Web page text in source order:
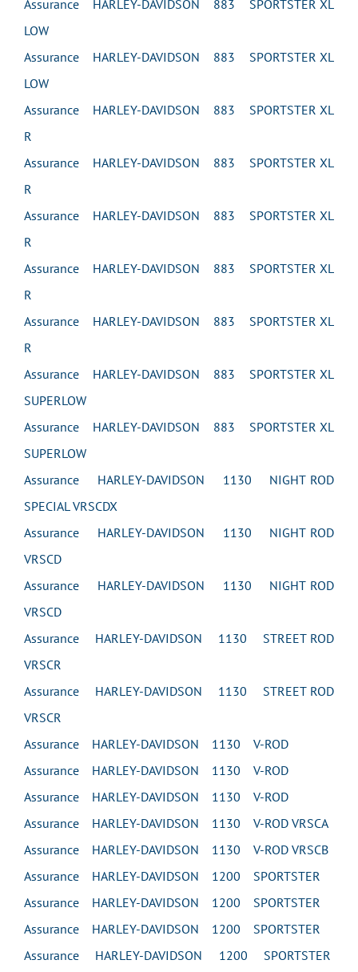
Assurance HARLEY-DAVIDSON 883 SPORTSTER XL
LOW
Assurance HARLEY-DAVIDSON 883 SPORTSTER XL
LOW
Assurance HARLEY-DAVIDSON 883 SPORTSTER XL
R
Assurance HARLEY-DAVIDSON 883 SPORTSTER XL
R
Assurance HARLEY-DAVIDSON 883 SPORTSTER XL
R
Assurance HARLEY-DAVIDSON 883 SPORTSTER XL
R
Assurance HARLEY-DAVIDSON 883 SPORTSTER XL
R
Assurance HARLEY-DAVIDSON 883 SPORTSTER XL
SUPERLOW
Assurance HARLEY-DAVIDSON 883 SPORTSTER XL
SUPERLOW
Assurance HARLEY-DAVIDSON 1130 NIGHT ROD
SPECIAL VRSCDX
Assurance HARLEY-DAVIDSON 1130 NIGHT ROD
VRSCD
Assurance HARLEY-DAVIDSON 1130 NIGHT ROD
VRSCD
Assurance HARLEY-DAVIDSON 1130 STREET ROD
VRSCR
Assurance HARLEY-DAVIDSON 1130 STREET ROD
VRSCR
Assurance HARLEY-DAVIDSON 1130 V-ROD
Assurance HARLEY-DAVIDSON 1130 V-ROD
Assurance HARLEY-DAVIDSON 1130 V-ROD
Assurance HARLEY-DAVIDSON 1130 V-ROD VRSCA
Assurance HARLEY-DAVIDSON 1130 V-ROD VRSCB
Assurance HARLEY-DAVIDSON 1200 SPORTSTER
Assurance HARLEY-DAVIDSON 1200 SPORTSTER
Assurance HARLEY-DAVIDSON 1200 SPORTSTER
Assurance HARLEY-DAVIDSON 1200 SPORTSTER